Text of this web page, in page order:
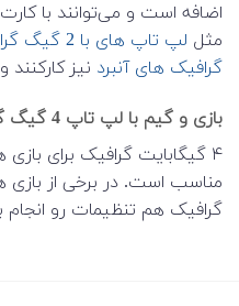
اضافه است و می‌توانند با
مثل لپ تاپ های با 2 گیگ گرافیک
گرافیک های آنبرد نیز
بازی و گیم با لپ تاپ 4 گیگ گرافیک
مناسب است. در برخی از بازی
گرافیک هم تنظیمات رو انجام